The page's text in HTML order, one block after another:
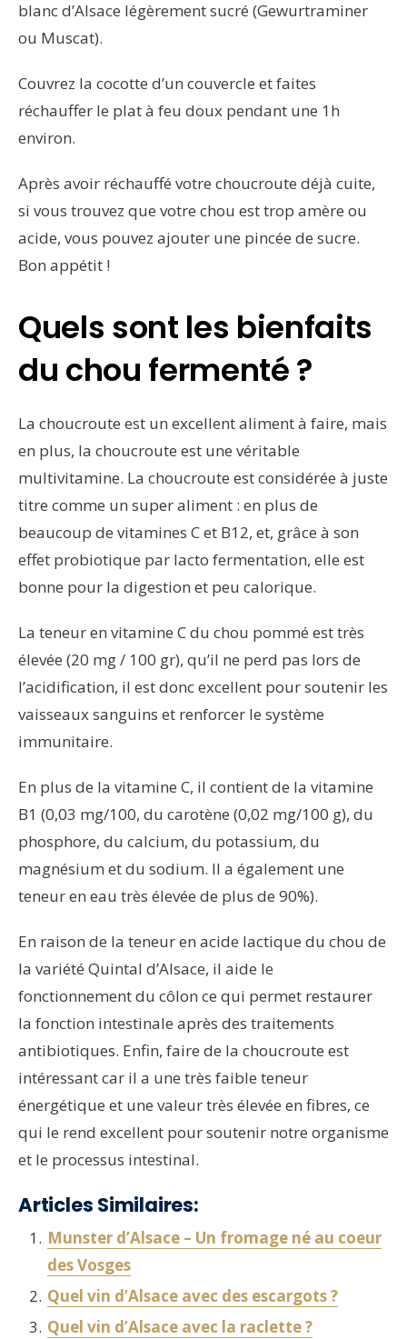
blanc d’Alsace légèrement sucré (Gewurtraminer
ou Muscat).
Couvrez la cocotte d’un couvercle et faites
réchauffer le plat à feu doux pendant une 1h
environ.
Après avoir réchauffé votre choucroute déjà cuite,
si vous trouvez que votre chou est trop amère ou
acide, vous pouvez ajouter une pincée de sucre.
Bon appétit !
Quels sont les bienfaits
du chou fermenté ?
La choucroute est un excellent aliment à faire, mais
en plus, la choucroute est une véritable
multivitamine. La choucroute est considérée à juste
titre comme un super aliment : en plus de
beaucoup de vitamines C et B12, et, grâce à son
effet probiotique par lacto fermentation, elle est
bonne pour la digestion et peu calorique.
La teneur en vitamine C du chou pommé est très
élevée (20 mg / 100 gr), qu’il ne perd pas lors de
l’acidification, il est donc excellent pour soutenir les
vaisseaux sanguins et renforcer le système
immunitaire.
En plus de la vitamine C, il contient de la vitamine
B1 (0,03 mg/100, du carotène (0,02 mg/100 g), du
phosphore, du calcium, du potassium, du
magnésium et du sodium. Il a également une
teneur en eau très élevée de plus de 90%).
En raison de la teneur en acide lactique du chou de
la variété Quintal d’Alsace, il aide le
fonctionnement du côlon ce qui permet restaurer
la fonction intestinale après des traitements
antibiotiques. Enfin, faire de la choucroute est
intéressant car il a une très faible teneur
énergétique et une valeur très élevée en fibres, ce
qui le rend excellent pour soutenir notre organisme
et le processus intestinal.
Articles Similaires:
Munster d’Alsace – Un fromage né au coeur
des Vosges
Quel vin d’Alsace avec des escargots ?
Quel vin d’Alsace avec la raclette ?